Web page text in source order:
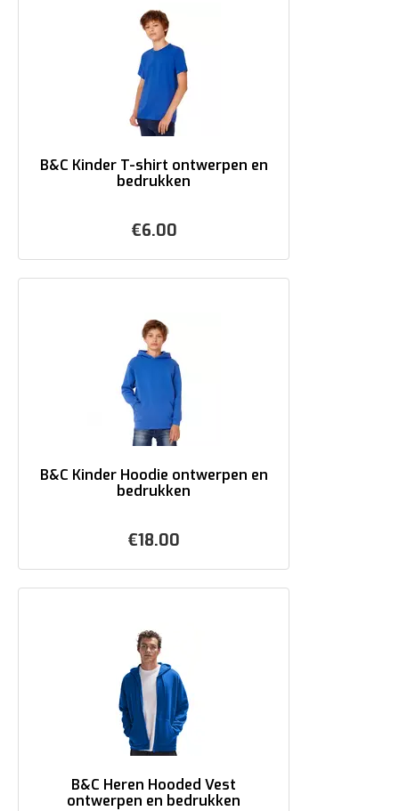
B&C Kinder T-shirt ontwerpen en
bedrukken
€6.00
B&C Kinder Hoodie ontwerpen en
bedrukken
€18.00
B&C Heren Hooded Vest
ontwerpen en bedrukken